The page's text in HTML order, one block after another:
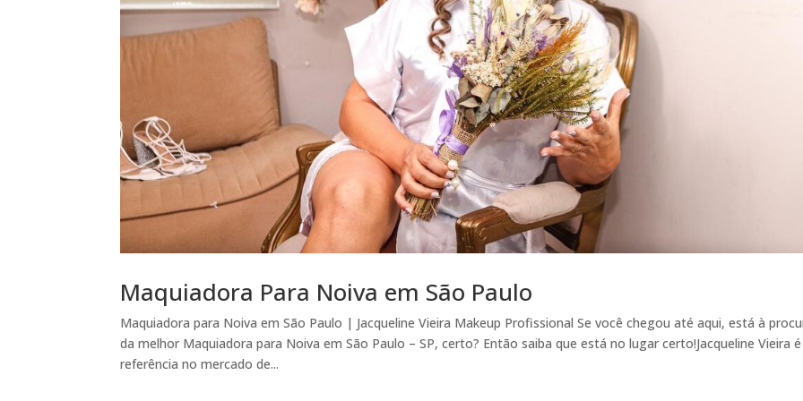
Maquiadora Para Noiva em São Paulo
Maquiadora para Noiva em São Paulo | Jacqueline Vieira Makeup Profissional Se você chegou até aqui, está à
da melhor Maquiadora para Noiva em São Paulo – SP, certo? Então saiba que está no lugar certo!Jacqueline Vieira é
referência no mercado de...